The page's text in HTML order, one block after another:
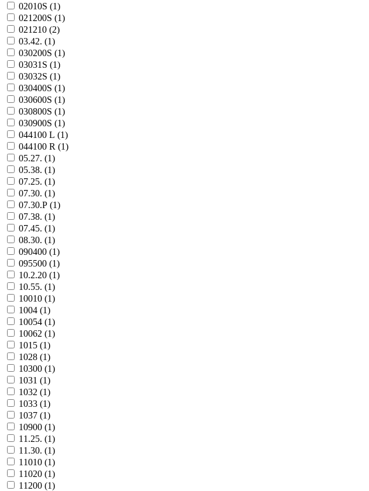
02010S (1)
021200S (1)
021210 (2)
03.42. (1)
030200S (1)
03031S (1)
03032S (1)
030400S (1)
030600S (1)
030800S (1)
030900S (1)
044100 L (1)
044100 R (1)
05.27. (1)
05.38. (1)
07.25. (1)
07.30. (1)
07.30.Р (1)
07.38. (1)
07.45. (1)
08.30. (1)
090400 (1)
095500 (1)
10.2.20 (1)
10.55. (1)
10010 (1)
1004 (1)
10054 (1)
10062 (1)
1015 (1)
1028 (1)
10300 (1)
1031 (1)
1032 (1)
1033 (1)
1037 (1)
10900 (1)
11.25. (1)
11.30. (1)
11010 (1)
11020 (1)
11200 (1)